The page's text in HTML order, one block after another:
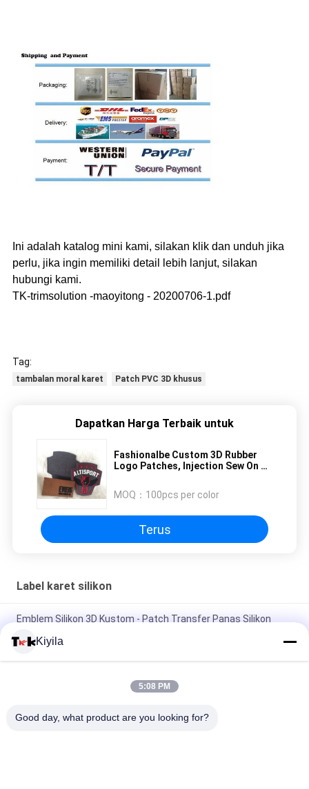
Ini adalah katalog mini kami, silakan klik dan unduh jika
perlu, jika ingin memiliki detail lebih lanjut, silakan
hubungi kami.
TK-trimsolution -maoyitong - 20200706-1.pdf
Tag:
tambalan moral karet Patch PVC 3D khusus
Dapatkan Harga Terbaik untuk
Fashionalbe Custom 3D Rubber
Logo Patches, Injection Sew On T
MOQ： 100pcs per color
Terus
Label karet silikon
Emblem Silikon 3D Kustom - Patch Transfer Panas Silikon
Custom Wholesale Silicone Badges - Patch Animals/Brand
Logo untuk Dekorasi Topi Backpack Garment
tidak berbau dan dapat terurai secara biologis
Kiyila
5:08 PM
Good day, what product are you looking for?